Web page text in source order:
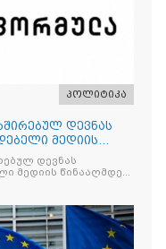
პოლიტიკა
დევნას
მედიის
დევნას
მედიის წინააღმდეგ,